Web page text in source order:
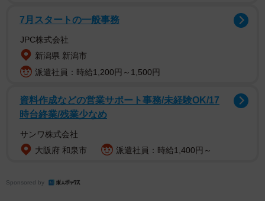
「カリカリ引っ掻いてる姿が容易に想像できて泣いた」
「自分の家族が間違いなくここにいた痕跡」
「こんなに大切な傷もあるんですね」
「無知の私：何だ？ドアの白い所があるだけ？ リプを読
「痕跡」の主は、17歳で旅立ったという、ミニチュアダッ
クスフントのクッキーちゃん。甘えん坊で可愛い、ブラッ
クタンの女の子だったという。
「この子には少し寂しい思いをさせたと悔やまれます。し
7月スタートの一般事務
JPC株式会社
新潟県 新潟市
派遣社員：時給1,200円～1,500円
資料作成などの営業サポート事務/未経験OK/17
時台終業/残業少なめ
サンワ株式会社
大阪府 和泉市
派遣社員：時給1,400円～
Sponsored by